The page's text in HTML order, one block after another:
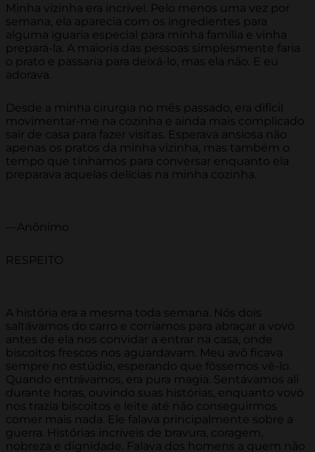
Minha vizinha era incrível. Pelo menos uma vez por
semana, ela aparecia com os ingredientes para
alguma iguaria especial para minha família e vinha
prepará-la. A maioria das pessoas simplesmente faria
o prato e passaria para deixá-lo, mas ela não. E eu
adorava.
Desde a minha cirurgia no mês passado, era difícil
movimentar-me na cozinha e ainda mais complicado
sair de casa para fazer visitas. Esperava ansiosa não
apenas os pratos da minha vizinha, mas também o
tempo que tínhamos para conversar enquanto ela
preparava aquelas delícias na minha cozinha.
—Anônimo
RESPEITO
A história era a mesma toda semana. Nós dois
saltávamos do carro e corríamos para abraçar a vovó
antes de ela nos convidar a entrar na casa, onde
biscoitos frescos nos aguardavam. Meu avô ficava
sempre no estúdio, esperando que fôssemos vê-lo.
Quando entrávamos, era pura magia. Sentávamos ali
durante horas, ouvindo suas histórias, enquanto vovó
nos trazia biscoitos e leite até não conseguirmos
comer mais nada. Ele falava principalmente sobre a
guerra. Histórias incríveis de bravura, coragem,
nobreza e dignidade. Falava dos homens a quem não